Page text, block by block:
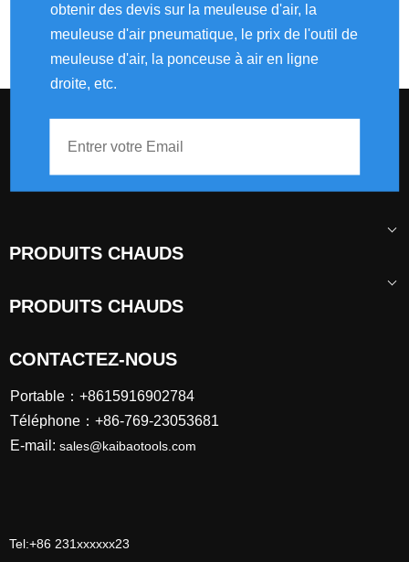
sur:
obtenir des devis sur la meuleuse d'air, la
meuleuse d'air pneumatique, le prix de l'outil de
meuleuse d'air, la ponceuse à air en ligne
droite, etc.
PRODUITS CHAUDS
PRODUITS CHAUDS
CONTACTEZ-NOUS
Portable：+8615916902784
Téléphone：+86-769-23053681
E-mail: sales@kaibaotools.com
Tel:+86 231xxxxxx23